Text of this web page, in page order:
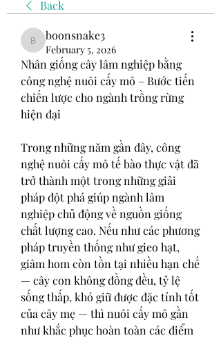
Back
boonsnake3
boonsnake3
February 5, 2026
Nhân giống cây lâm nghiệp bằng
công nghệ nuôi cấy mô – Bước tiến
chiến lược cho ngành trồng rừng
hiện đại
Trong những năm gần đây, công
nghệ nuôi cấy mô tế bào thực vật đã
trở thành một trong những giải
pháp đột phá giúp ngành lâm
nghiệp chủ động về nguồn giống
chất lượng cao. Nếu như các phương
pháp truyền thống như gieo hạt,
giâm hom còn tồn tại nhiều hạn chế
— cây con không đồng đều, tỷ lệ
sống thấp, khó giữ được đặc tính tốt
của cây mẹ — thì nuôi cấy mô gần
như khắc phục hoàn toàn các điểm